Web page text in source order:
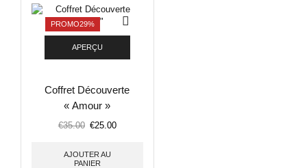
PROMO29%
APERÇU
Coffret Découverte
« Amour »
€35.00 €25.00
AJOUTER AU
PANIER